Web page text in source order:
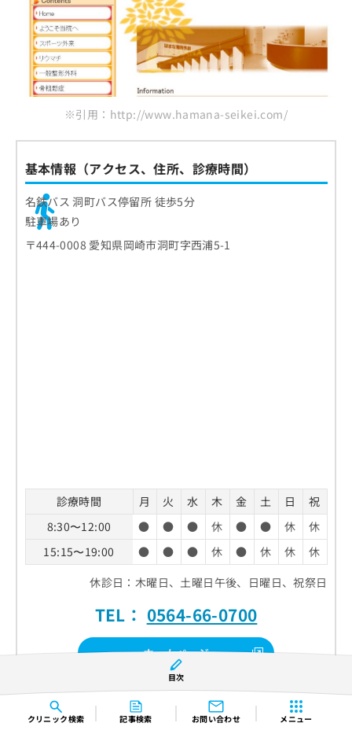
クリニック検索 記事検索 お問い合わせ メニュー
※引用：http://www.hamana-seikei.com/
基本情報（アクセス、住所、診療時間）
名鉄バス 洞町バス停留所 徒歩5分
駐車場あり
〒444-0008 愛知県岡崎市洞町字西浦5-1
診療時間 月 火 水 木 金 土 日
祝
8:30〜12:00
● ● ● 休 ● ● 休
休
15:15〜19:00
● ● ● 休 ● 休 休
休
休診日：木曜日、土曜日午後、日曜日、祝祭日
TEL： 0564-66-0700
ホームページ
クチコミを見る
目次